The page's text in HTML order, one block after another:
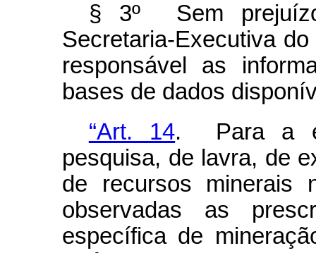
§ 3º Sem
Secretaria-Executiva
responsável as
bases de dados
“Art. 14. Para a
pesquisa, de lavra, de
de recursos minerais
observadas as
específica de